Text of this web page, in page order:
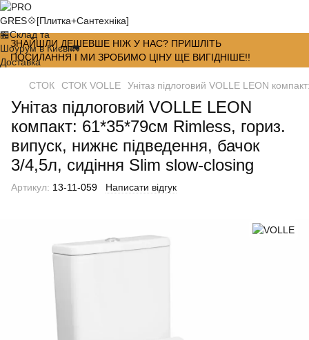
ЗНАЙШЛИ ДЕШЕВШЕ НІЖ У НАС? ПРИШЛІТЬ
ПОСИЛАННЯ І МИ ЗРОБИМО ЦІНУ ЩЕ ВИГІДНІШЕ!!
СТОК СТОК VOLLE Унітаз підлоговий VOLLE LEON
Унітаз підлоговий VOLLE LEON
компакт: 61*35*79см Rimless, гориз.
випуск, нижнє підведення, бачок
3/4,5л, сидіння Slim slow-closing
Артикул: 13-11-059 Написати відгук